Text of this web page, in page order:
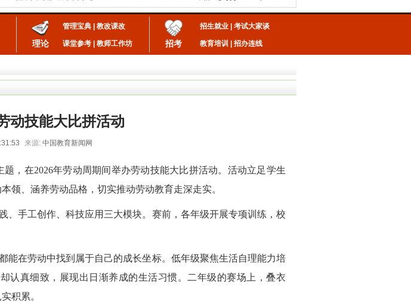
理论
管理宝典 教改课改
课堂参考 教师工作坊 招考
招生就业 考试大家谈
教育培训 招办连线
动技能大比拼活动
来源: 中国教育新闻网
，在2026年劳动周期间举办劳动技能大比拼活动。活动立足学生
领、涵养劳动品格，切实推动劳动教育走深走实。
、手工创作、科技应用三大模块。赛前，各年级开展专项训练，校
能在劳动中找到属于自己的成长坐标。低年级聚焦生活自理能力培
认真细致，展现出日渐养成的生活习惯。二年级的赛场上，叠衣
积累。